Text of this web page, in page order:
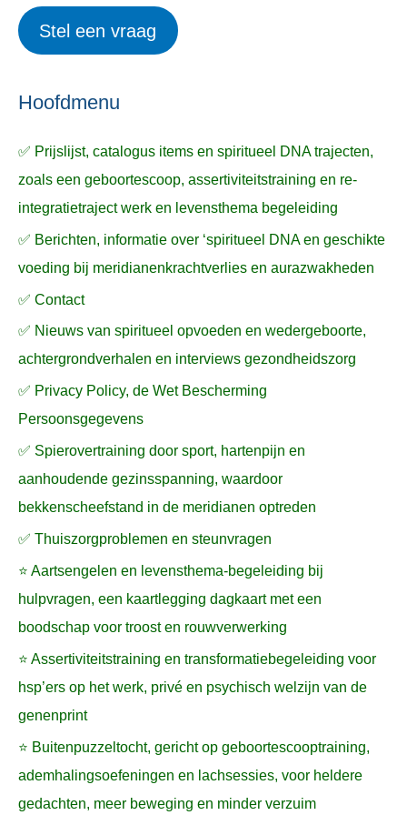
e
n
e
k
a
r
:
Stel een vraag
Hoofdmenu
✅ Prijslijst, catalogus items en spiritueel DNA trajecten,
zoals een geboortescoop, assertiviteitstraining en re-
integratietraject werk en levensthema begeleiding
✅ Berichten, informatie over ‘spiritueel DNA en geschikte
voeding bij meridianenkrachtverlies en aurazwakheden
✅ Contact
✅ Nieuws van spiritueel opvoeden en wedergeboorte,
achtergrondverhalen en interviews gezondheidszorg
✅ Privacy Policy, de Wet Bescherming
Persoonsgegevens
✅ Spierovertraining door sport, hartenpijn en
aanhoudende gezinsspanning, waardoor
bekkenscheefstand in de meridianen optreden
✅ Thuiszorgproblemen en steunvragen
⭐ Aartsengelen en levensthema-begeleiding bij
hulpvragen, een kaartlegging dagkaart met een
boodschap voor troost en rouwverwerking
⭐ Assertiviteitstraining en transformatiebegeleiding voor
hsp’ers op het werk, privé en psychisch welzijn van de
genenprint
⭐ Buitenpuzzeltocht, gericht op geboortescooptraining,
ademhalingsoefeningen en lachsessies, voor heldere
gedachten, meer beweging en minder verzuim
p
n